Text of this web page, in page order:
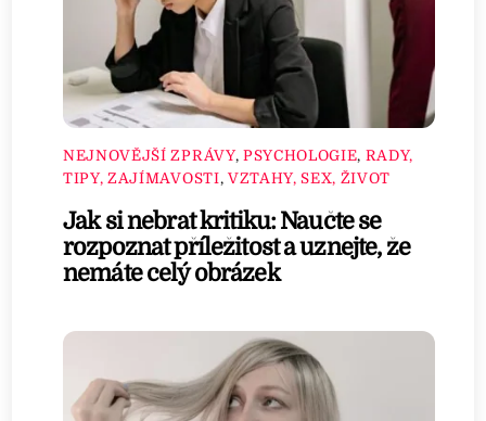
NEJNOVĚJŠÍ ZPRÁVY, PSYCHOLOGIE, RADY,
TIPY, ZAJÍMAVOSTI, VZTAHY, SEX, ŽIVOT
Jak si nebrat kritiku: Naučte se
rozpoznat příležitost a uznejte, že
nemáte celý obrázek